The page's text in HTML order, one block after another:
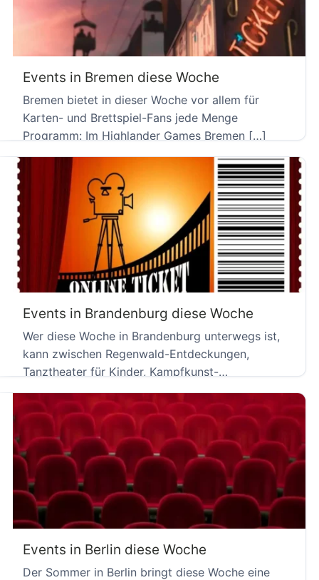
Events in Bremen diese Woche
Bremen bietet in dieser Woche vor allem für
Karten- und Brettspiel-Fans jede Menge
Programm: Im Highlander Games Bremen […]
Events in Brandenburg diese Woche
Wer diese Woche in Brandenburg unterwegs ist,
kann zwischen Regenwald-Entdeckungen,
Tanztheater für Kinder, Kampfkunst-
Weltmeisterschaft und einer Feuershow im […]
Events in Berlin diese Woche
Der Sommer in Berlin bringt diese Woche eine